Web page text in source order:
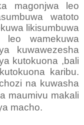
magonjwa leo
watoto
likisumbuwa
leo wamekuwa
kuwawezesha
kutokuona ,bali
karibu.
na kuwasha
maumivu makali
macho.